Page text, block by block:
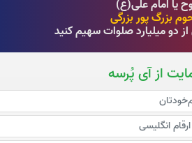
یا امام علی(ع)
بزرگ پور بزرگی
دو میلیارد صلوات سهیم کنید
از آی پُرسه
صوت آیت الکرسی